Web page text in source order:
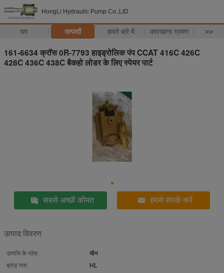
HongLi Hydraulic Pump Co.,LtD
घर उत्पादों हमारे बारे में कारखाना भ्रमण >>
161-6634 क्रॉस 0R-7793 हाइड्रोलिक पंप CCAT 416C 426C
428C 436C 438C बैकहो लोडर के लिए स्पेयर पार्ट
सबसे अच्छी कीमत हमसे संपर्क करें
उत्पाद विवरण
उत्पत्ति के प्लेस:
चीन
ब्रांड नाम:
HL